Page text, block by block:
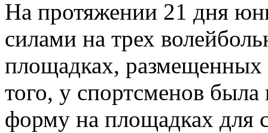
На протяжении 21 дня
силами на трех
площадках, размещенных
того, у спортсменов
форму на площадках для